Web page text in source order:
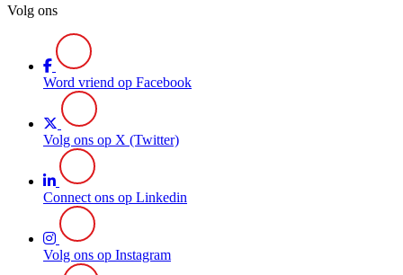
Volg ons
Word vriend op Facebook
Volg ons op X (Twitter)
Connect ons op Linkedin
Volg ons op Instagram